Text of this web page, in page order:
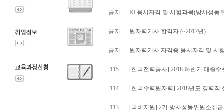
공지 RI 응시자격 및 시험과목(방사성동
공지 원자력기사 합격자 (~2017년)
공지 원자력기사 자격증 응시자격 및 시
115 [한국전력공사] 2018 하반기 대졸수
114 [한국수력원자력] 2018년도 경력직
113 [국비지원] 2기 방사성동위원소취